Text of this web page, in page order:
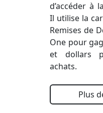
d’accéder à
Il utilise la
Remises de
One pour
et dollars
achats.
Plus